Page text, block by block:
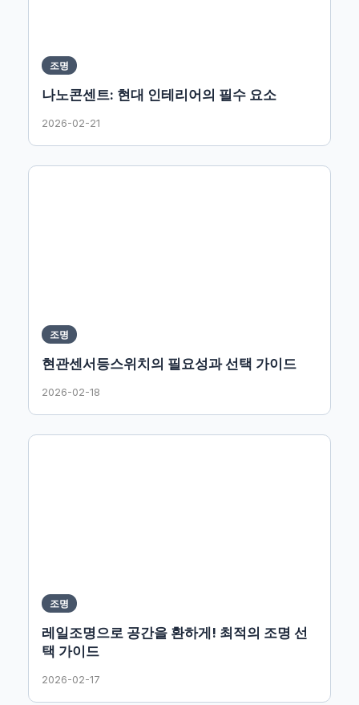
조명
나노콘센트: 현대 인테리어의 필수 요소
2026-02-21
조명
현관센서등스위치의 필요성과 선택 가이드
2026-02-18
조명
레일조명으로 공간을 환하게! 최적의 조명 선
택 가이드
2026-02-17